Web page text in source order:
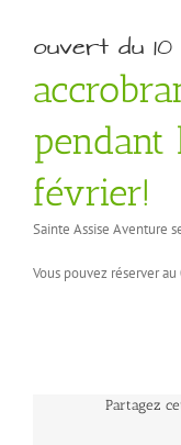
ouvert du
pendant
février!
Sainte Assise Aventure
Vous pouvez réserver
Partagez